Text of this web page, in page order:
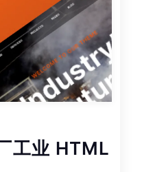
工业 HTML